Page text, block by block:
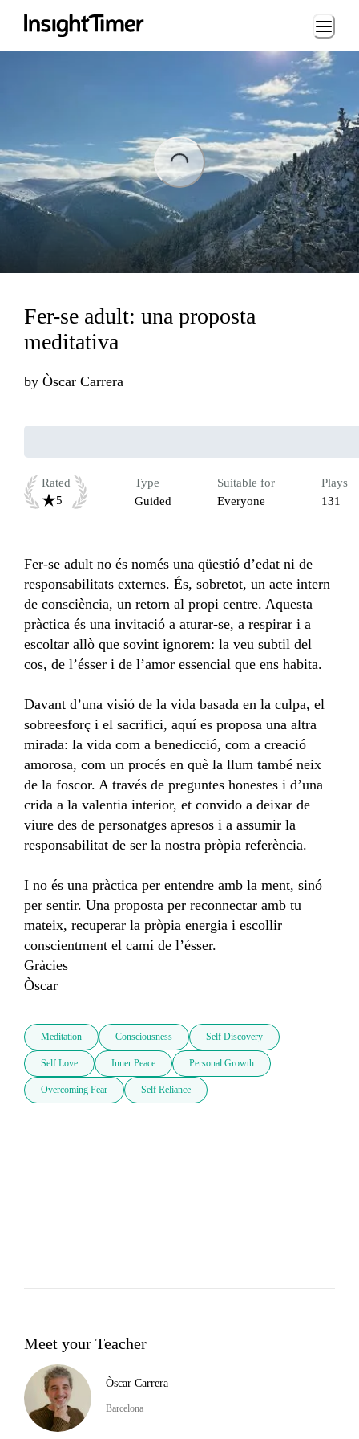
Loading...
Fer-se adult: una proposta
meditativa
by Òscar Carrera
Rated
5
Type
Guided
Suitable for
Everyone
Plays
131
Fer-se adult no és només una qüestió d’edat ni de
responsabilitats externes. És, sobretot, un acte intern
de consciència, un retorn al propi centre. Aquesta
pràctica és una invitació a aturar-se, a respirar i a
escoltar allò que sovint ignorem: la veu subtil del
cos, de l’ésser i de l’amor essencial que ens habita.
Davant d’una visió de la vida basada en la culpa, el
sobreesforç i el sacrifici, aquí es proposa una altra
mirada: la vida com a benedicció, com a creació
amorosa, com un procés en què la llum també neix
de la foscor. A través de preguntes honestes i d’una
crida a la valentia interior, et convido a deixar de
viure des de personatges apresos i a assumir la
responsabilitat de ser la nostra pròpia referència.
I no és una pràctica per entendre amb la ment, sinó
per sentir. Una proposta per reconnectar amb tu
mateix, recuperar la pròpia energia i escollir
conscientment el camí de l’ésser.
Gràcies
Òscar
Meditation Consciousness Self Discovery
Self Love Inner Peace Personal Growth
Overcoming Fear Self Reliance
Meet your Teacher
Òscar Carrera
Barcelona